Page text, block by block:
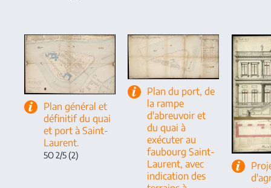
Plan général et
définitif du quai
et port à Saint-
Laurent.
5O 2/5 (2)
Plan du port, de
la rampe
d'abreuvoir et
du quai à
exécuter au
faubourg Saint-
Laurent, avec
indication des